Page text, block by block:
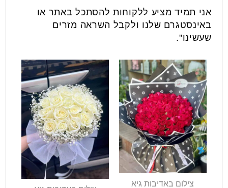
אני תמיד מציע ללקוחות להסתכל באתר או
באינסטגרם שלנו ולקבל השראה מזרים
שעשינו".
צילום באדיבות גיא